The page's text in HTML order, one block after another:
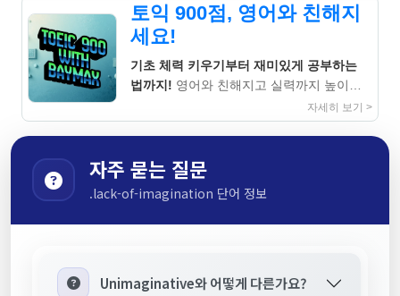
토익 900점, 영어와 친해지
세요!
기초 체력 키우기부터 재미있게 공부하는
법까지! 영어와 친해지고 실력까지 높이는
자세히 보기 >
자주 묻는 질문
.lack-of-imagination 단어 정보
Unimaginative와 어떻게 다른가요?